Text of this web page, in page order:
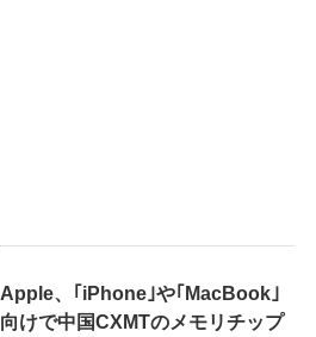
Apple、｢iPhone｣や｢MacBook｣
向けで中国CXMTのメモリチップ